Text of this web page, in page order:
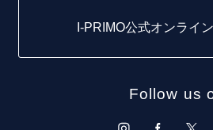
青森店I-PRIMO公式オンライ
Follow us